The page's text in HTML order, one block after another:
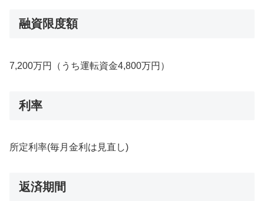
融資限度額
7,200万円（うち運転資金4,800万円）
利率
所定利率(毎月金利は見直し)
返済期間